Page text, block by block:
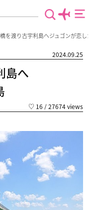
を渡り古宇利島へジュゴンが恋し
2024.09.25
島へ
♡ 16 / 27674 views